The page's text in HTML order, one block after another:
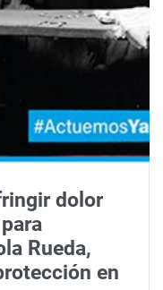
dolor
Rueda,
en